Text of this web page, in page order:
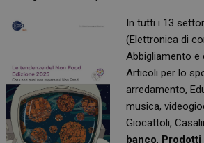
In tutti i 13
(Elettronica di
Abbigliamento e
Articoli per lo
arredamento,
musica,
Giocattoli,
banco,